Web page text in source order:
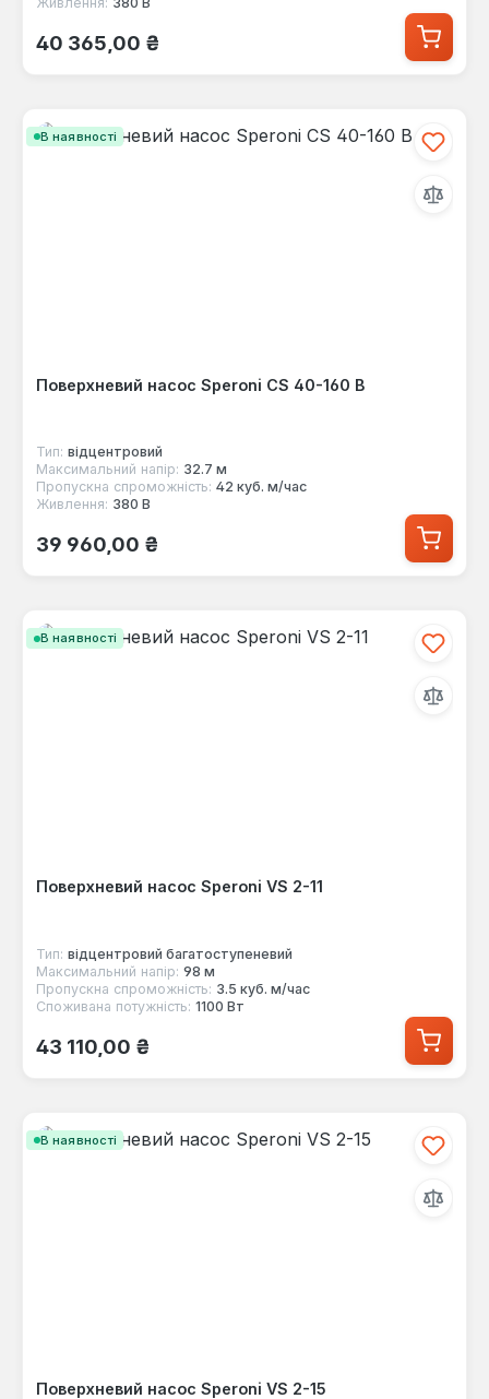
Звичайна ціна:
40 365,00 ₴
В наявності
Поверхневий насос Speroni CS 40-160 B
Тип: відцентровий
Максимальний напір: 32.7 м
Пропускна спроможність: 42 куб. м/час
Живлення: 380 В
Звичайна ціна:
39 960,00 ₴
В наявності
Поверхневий насос Speroni VS 2-11
Тип: відцентровий багатоступеневий
Максимальний напір: 98 м
Пропускна спроможність: 3.5 куб. м/час
Споживана потужність: 1100 Вт
Звичайна ціна:
43 110,00 ₴
В наявності
Поверхневий насос Speroni VS 2-15